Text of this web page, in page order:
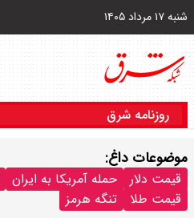
شنبه ۱۷ مرداد ۱۴۰۵
روزنامه شرق
موضوعات داغ:
قیمت دلار حمله آمریکا به ایران
قیمت طلا
تنگه هرمز